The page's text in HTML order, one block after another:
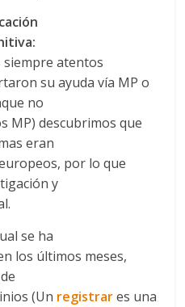
siempre atentos
su ayuda vía MP o
no
MP) descubrimos que
eran
por lo que
y
se ha
los últimos meses,
(Un registrares una